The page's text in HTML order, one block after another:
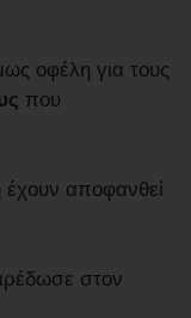
οφέλη για τους
που
έχουν αποφανθεί
στον